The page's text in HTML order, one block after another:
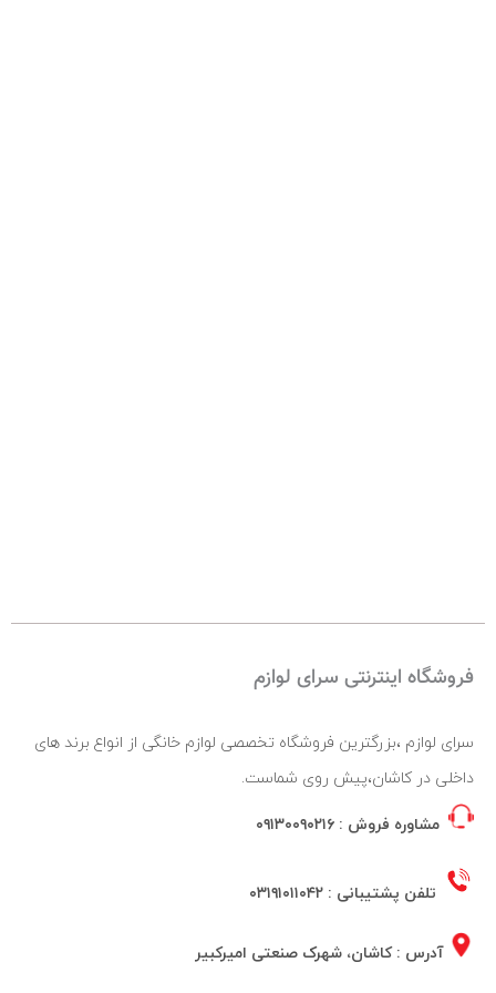
فروشگاه اینترنتی سرای لوازم
سرای لوازم ،بزرگترین فروشگاه تخصصی لوازم خانگی از انواع برند های
داخلی در کاشان،پیش روی شماست.
مشاوره فروش : ۰۹۱۳۰۰۹۰۲۱۶
تلفن پشتیبانی : ۰۳۱۹۱۰۱۱۰۴۲
آدرس : کاشان، شهرک صنعتی امیرکبیر